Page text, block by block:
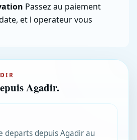
Passez au paiement
et l operateur vous
Agadir.
departs depuis Agadir au